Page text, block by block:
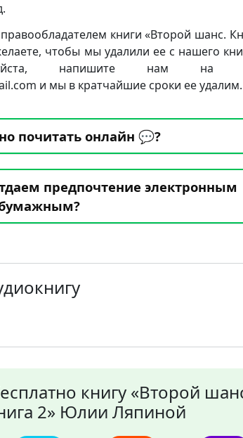
книги «Второй шанс.
чтобы мы удалили ее с нашего
напишите нам на
и мы в кратчайшие сроки ее удалим.
почитать онлайн 💬?
предпочтение электронным
книгу «Второй
2» Юлии Ляпиной